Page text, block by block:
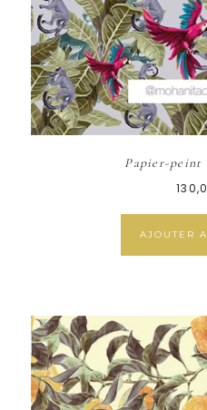
Papier-peint
AJOUTER